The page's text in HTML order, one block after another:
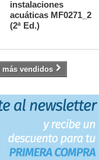
instalaciones
acuáticas MF0271_2
(2ª Ed.)
más vendidos